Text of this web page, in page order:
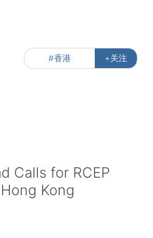
#香港 +关注
Calls for RCEP
Kong